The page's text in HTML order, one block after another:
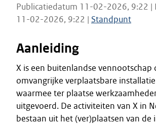
Publicatiedatum 11-02-2026, 9:22 |
11-02-2026, 9:22 | Standpunt
Aanleiding
X is een buitenlandse vennootschap
omvangrijke verplaatsbare
waarmee ter plaatse
uitgevoerd. De activiteiten van X in
bestaan uit het (ver)plaatsen van de